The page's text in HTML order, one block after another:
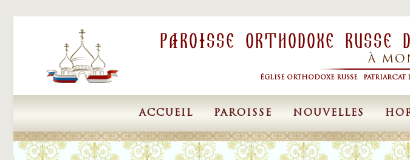
Paroisse Orthodoxe
À
ÉGLISE ORTHODOXE RUSSE
ACCUEIL PAROISSE NOUVELLES